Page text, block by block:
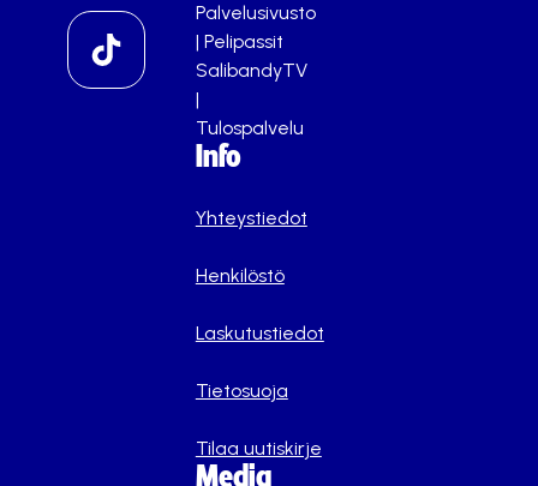
Palvelusivusto
| Pelipassit
SalibandyTV
|
Tulospalvelu
Info
Yhteystiedot
Henkilöstö
Laskutustiedot
Tietosuoja
Tilaa uutiskirje
Media